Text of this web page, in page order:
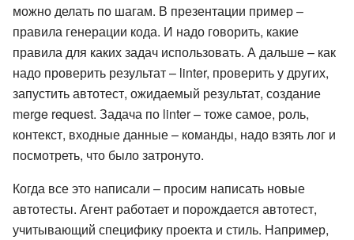
можно делать по шагам. В презентации пример –
правила генерации кода. И надо говорить, какие
правила для каких задач использовать. А дальше – как
надо проверить результат – linter, проверить у других,
запустить автотест, ожидаемый результат, создание
merge request. Задача по linter – тоже самое, роль,
контекст, входные данные – команды, надо взять лог и
посмотреть, что было затронуто.
Когда все это написали – просим написать новые
автотесты. Агент работает и порождается автотест,
учитывающий специфику проекта и стиль. Например,